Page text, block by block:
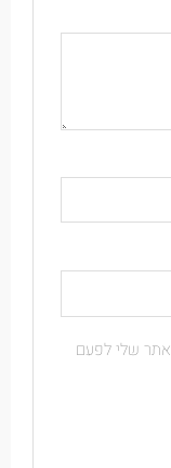
שלי לפעם